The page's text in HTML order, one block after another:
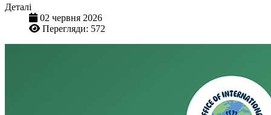
Деталі
02 червня 2026
Перегляди: 572